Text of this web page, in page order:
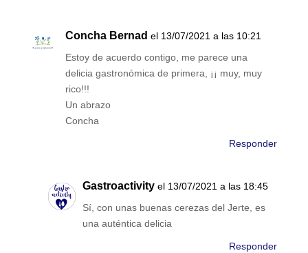
Concha Bernad el 13/07/2021 a las 10:21
Estoy de acuerdo contigo, me parece una
delicia gastronómica de primera, ¡¡ muy, muy
rico!!!
Un abrazo
Concha
Responder
Gastroactivity el 13/07/2021 a las 18:45
Sí, con unas buenas cerezas del Jerte, es
una auténtica delicia
Responder